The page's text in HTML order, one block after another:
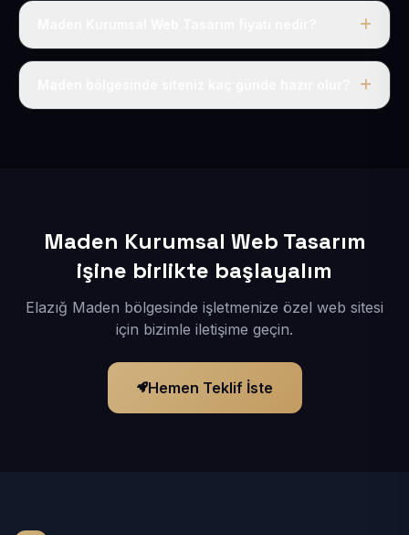
Tek fiyat uygulanır: yıllık 50 USD + KDV. Bu bedele alan
Maden Kurumsal Web Tasarım
işine birlikte başlayalım
Elazığ Maden bölgesinde işletmenize özel web sitesi
için bizimle iletişime geçin.
Hemen Teklif İste